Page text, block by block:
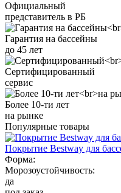
Официальный
представитель в РБ
Гарантия на бассейны
до 45 лет
Сертифицированный
сервис
Более 10-ти лет
на рынке
Популярные товары
Покрытие Bestway для
Форма:
Морозоустойчивость:
да